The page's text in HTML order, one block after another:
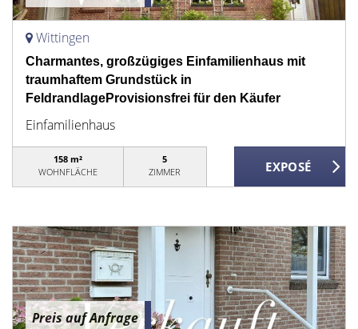
Wittingen
Charmantes, großzügiges Einfamilienhaus mit
traumhaftem Grundstück in
FeldrandlageProvisionsfrei für den Käufer
Einfamilienhaus
158 m²
WOHNFLÄCHE
5
ZIMMER
Preis auf Anfrage